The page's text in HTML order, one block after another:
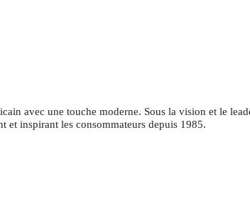
avec une touche moderne. Sous la vision et le
et inspirant les consommateurs depuis 1985.